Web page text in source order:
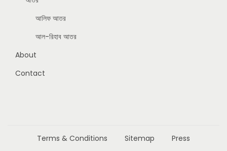
আলিফ আতর
আল-রিহাব আতর
About
Contact
Terms & Conditions Sitemap Press